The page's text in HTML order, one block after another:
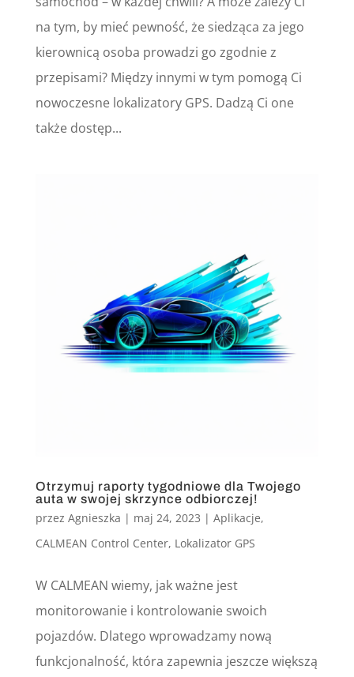
na tym, by mieć pewność, że siedząca za jego
kierownicą osoba prowadzi go zgodnie z
przepisami? Między innymi w tym pomogą Ci
nowoczesne lokalizatory GPS. Dadzą Ci one
także dostęp...
Otrzymuj raporty tygodniowe dla Twojego
auta w swojej skrzynce odbiorczej!
przez Agnieszka | maj 24, 2023 | Aplikacje,
CALMEAN Control Center, Lokalizator GPS
W CALMEAN wiemy, jak ważne jest
monitorowanie i kontrolowanie swoich
pojazdów. Dlatego wprowadzamy nową
funkcjonalność, która zapewnia jeszcze większą